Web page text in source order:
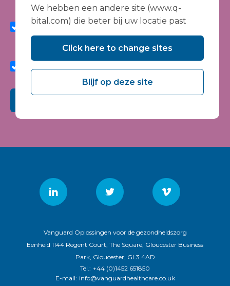
I agree to receive marketing communications from
Vanguard Healthcare Solutions about products and
seminars and events.
I agree to share my interaction data to improve the
Vanguard Oplossingen voor de gezondheidszorg
Eenheid 1144 Regent Court, The Square, Gloucester Business
Park, Gloucester, GL3 4AD
Tel.: +44 (0)1452 651850
E-mail: info@vanguardhealthcare.co.uk
We hebben een andere site (www.q-
bital.com) die beter bij uw locatie past
Click here to change sites
Blijf op deze site